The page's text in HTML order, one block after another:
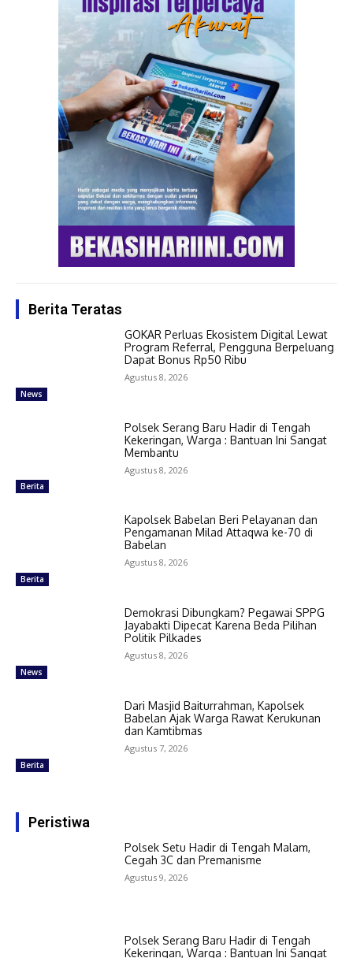
Berita Teratas
News
GOKAR Perluas Ekosistem Digital Lewat
Program Referral, Pengguna Berpeluang
Dapat Bonus Rp50 Ribu
Agustus 8, 2026
Berita
Polsek Serang Baru Hadir di Tengah
Kekeringan, Warga : Bantuan Ini Sangat
Membantu
Agustus 8, 2026
Berita
Kapolsek Babelan Beri Pelayanan dan
Pengamanan Milad Attaqwa ke-70 di
Babelan
Agustus 8, 2026
News
Demokrasi Dibungkam? Pegawai SPPG
Jayabakti Dipecat Karena Beda Pilihan
Politik Pilkades
Agustus 8, 2026
Berita
Dari Masjid Baiturrahman, Kapolsek
Babelan Ajak Warga Rawat Kerukunan
dan Kamtibmas
Agustus 7, 2026
Peristiwa
Polsek Setu Hadir di Tengah Malam,
Cegah 3C dan Premanisme
Agustus 9, 2026
Polsek Serang Baru Hadir di Tengah
Kekeringan, Warga : Bantuan Ini Sangat